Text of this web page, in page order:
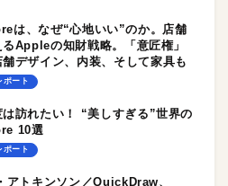
は、なぜ“心地いい”のか。店舗
Appleの知財戦略。「意匠権」
デザイン、内装、そして家具も
ポート
は訪れたい！ “美しすぎる”世界の
10選
ポート
アトキンソン／QuickDraw、